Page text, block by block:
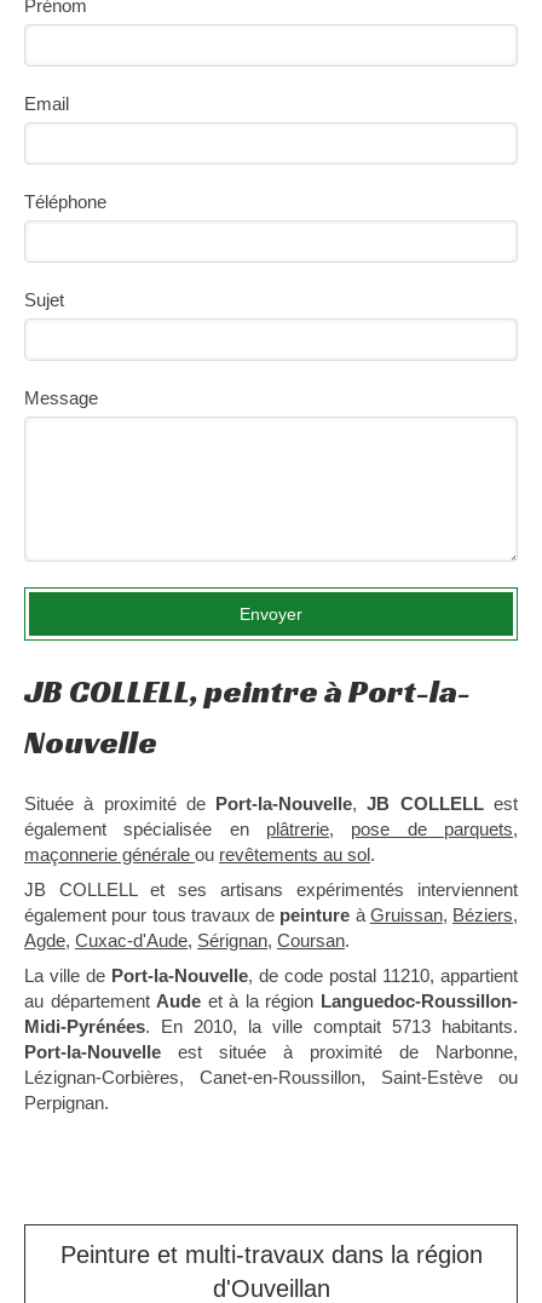
Prénom
Email
Téléphone
Sujet
Message
Envoyer
JB COLLELL, peintre à Port-la-
Nouvelle
Située à proximité de Port-la-Nouvelle,JB COLLELLest
également spécialisée en plâtrerie, pose de parquets,
maçonnerie générale ou revêtements au sol.
JB COLLELL et ses artisans expérimentés interviennent
également pour tous travaux de peinture à Gruissan, Béziers,
Agde, Cuxac-d'Aude, Sérignan, Coursan.
La ville de Port-la-Nouvelle, de code postal 11210, appartient
au département Aude et à la région Languedoc-Roussillon-
Midi-Pyrénées. En 2010, la ville comptait 5713 habitants.
Port-la-Nouvelle est située à proximité de Narbonne,
Lézignan-Corbières, Canet-en-Roussillon, Saint-Estève ou
Perpignan.
Peinture et multi-travaux dans la région
d'Ouveillan